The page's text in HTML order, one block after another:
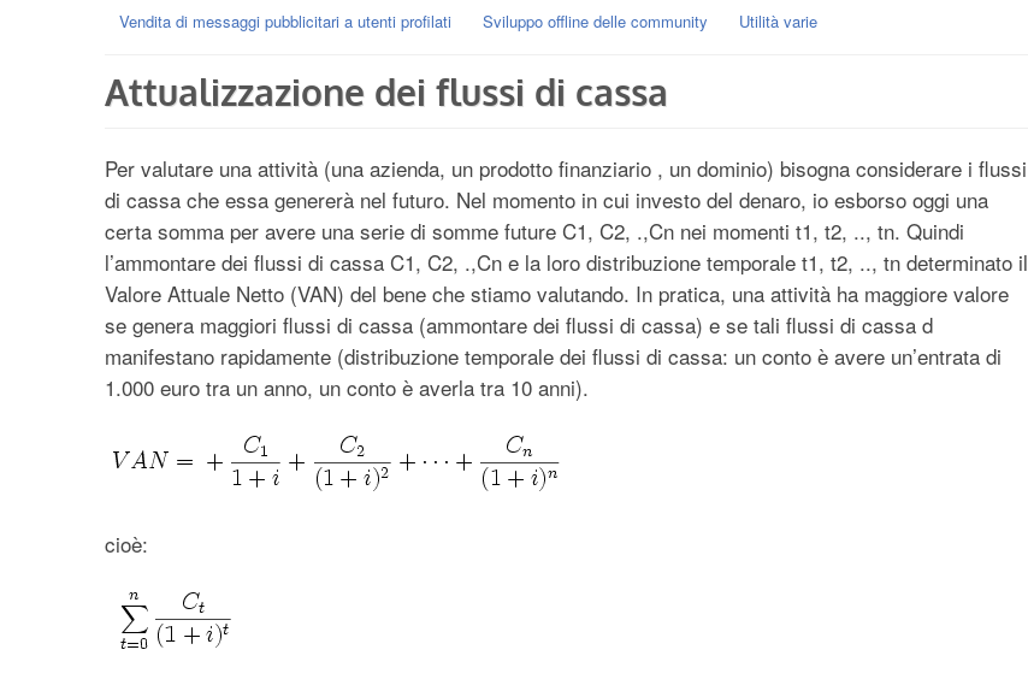
Vendita di messaggi pubblicitari a utenti profilati
Sviluppo offline delle community Utilità varie
Attualizzazione dei flussi di cassa
Per valutare una attività (una azienda, un prodotto finanziario , un dominio) bisogna considerare i flussi
di cassa che essa genererà nel futuro. Nel momento in cui investo del denaro, io esborso oggi una
certa somma per avere una serie di somme future C1, C2, .,Cn nei momenti t1, t2, .., tn. Quindi
l’ammontare dei flussi di cassa C1, C2, .,Cn e la loro distribuzione temporale t1, t2, .., tn determinato il
Valore Attuale Netto (VAN) del bene che stiamo valutando. In pratica, una attività ha maggiore valore
se genera maggiori flussi di cassa (ammontare dei flussi di cassa) e se tali flussi di cassa d
manifestano rapidamente (distribuzione temporale dei flussi di cassa: un conto è avere un’entrata di
1.000 euro tra un anno, un conto è averla tra 10 anni).
cioè: